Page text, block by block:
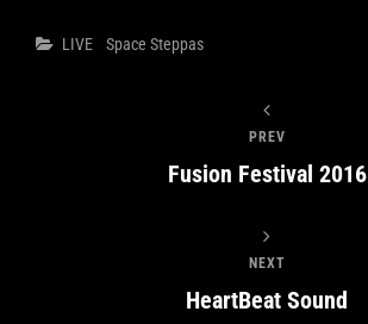
Categories
LIVE Space Steppas
PREV
Fusion Festival 2016
NEXT
HeartBeat Sound